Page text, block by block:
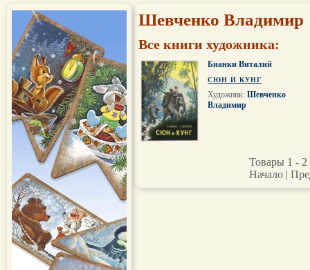
Шевченко Владимир
Все книги художника:
Бианки Виталий
СЮН И КУНГ
Художник: Шевченко
Владимир
Товары 1 - 2
Начало |